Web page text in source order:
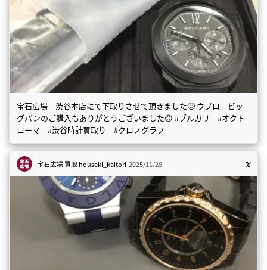
宝石広場 渋谷本店にて下取りさせて頂きました🙂 ウブロ ビッ
グバンのご購入もありがとうございました😊 #ブルガリ #オクト
ローマ #渋谷時計買取り #クロノグラフ
宝石広場 買取houseki_kaitori 2025/11/28